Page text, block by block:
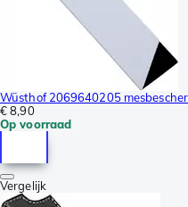
Wüsthof 2069640205
€ 8,90
Op voorraad
Vergelijk